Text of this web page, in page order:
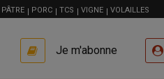
PÂTRE PORC TCS VIGNE VOLAILLES
Je m'abonne